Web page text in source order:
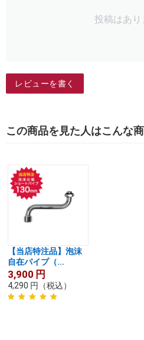
投稿はあり
レビューを書く
この商品を見た人はこんな
【当店特注品】泡沫
自在パイプ（...
3,900 円
4,290 円 （税込）